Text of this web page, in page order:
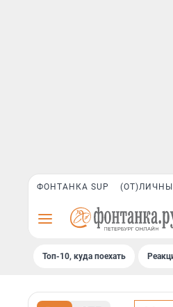
ФОНТАНКА SUP
Топ-10, куда поехать